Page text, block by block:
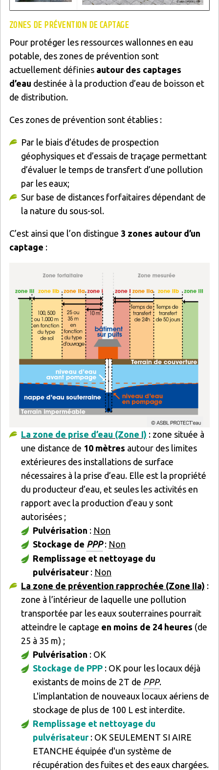
ZONES DE PRÉVENTION DE CAPTAGE
Pour protéger les ressources wallonnes en eau
potable, des zones de prévention sont
actuellement définies autour des captages
d’eau destinée à la production d’eau de boisson et
de distribution.
Ces zones de prévention sont établies :
Par le biais d’études de prospection
géophysiques et d’essais de traçage permettant
d’évaluer le temps de transfert d’une pollution
par les eaux;
Sur base de distances forfaitaires dépendant de
la nature du sous-sol.
C’est ainsi que l’on distingue 3 zones autour d’un
captage :
La zone de prise d’eau (Zone I) : zone située à
une distance de 10 mètres autour des limites
extérieures des installations de surface
nécessaires à la prise d’eau. Elle est la propriété
du producteur d’eau, et seules les activités en
rapport avec la production d’eau y sont
autorisées ;
Pulvérisation : Non
Stockage de PPP: Non
Remplissage et nettoyage du
pulvérisateur: Non
La zone de prévention rapprochée (Zone IIa) :
zone à l’intérieur de laquelle une pollution
transportée par les eaux souterraines pourrait
atteindre le captage en moins de 24 heures (de
25 à 35 m) ;
Pulvérisation : OK
Stockage de PPP : OK pour les locaux déjà
existants de moins de 2T de PPP.
L'implantation de nouveaux locaux aériens de
stockage de plus de 100 L est interdite.
Remplissage et nettoyage du
pulvérisateur: OK SEULEMENT SI AIRE
ETANCHE équipée d'un système de
récupération des fuites et des eaux chargées.